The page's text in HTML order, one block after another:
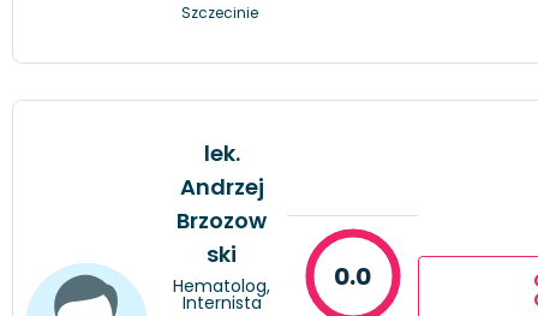
Szczecinie
lek.
Andrzej
Brzozow
ski
Hematolog,
Internista
0.0